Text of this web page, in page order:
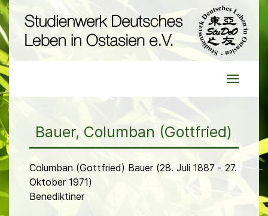
Bauer, Columban (Gottfried)
Columban (Gottfried) Bauer (28. Juli 1887 - 27.
Oktober 1971)
Benediktiner